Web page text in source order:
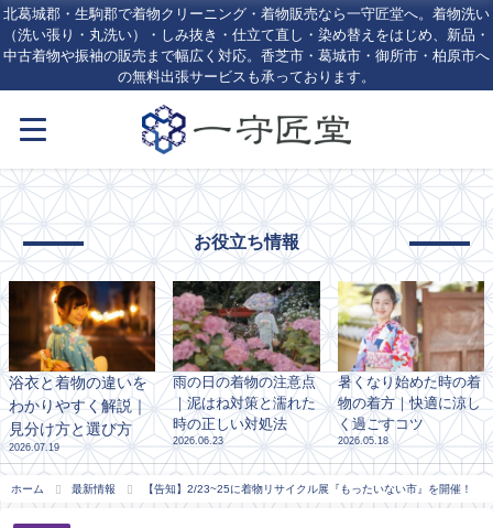
北葛城郡・生駒郡で着物クリーニング・着物販売なら一守匠堂へ。着物洗い
（洗い張り・丸洗い）・しみ抜き・仕立て直し・染め替えをはじめ、新品・
中古着物や振袖の販売まで幅広く対応。香芝市・葛城市・御所市・柏原市へ
の無料出張サービスも承っております。
お役立ち情報
浴衣と着物の違いを
わかりやすく解説｜
見分け方と選び方
2026.07.19
雨の日の着物の注意点
｜泥はね対策と濡れた
時の正しい対処法
2026.06.23
暑くなり始めた時の着
物の着方｜快適に涼し
く過ごすコツ
2026.05.18
ホーム 最新情報 【告知】2/23~25に着物リサイクル展『もったいない市』を開催！